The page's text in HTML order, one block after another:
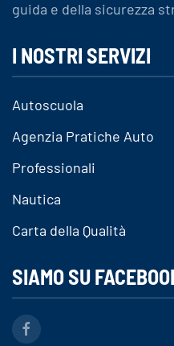
guida e della sicurezza
I NOSTRI SERVIZI
Autoscuola
Agenzia Pratiche Auto
Professionali
Nautica
Carta della Qualità
SIAMO SU